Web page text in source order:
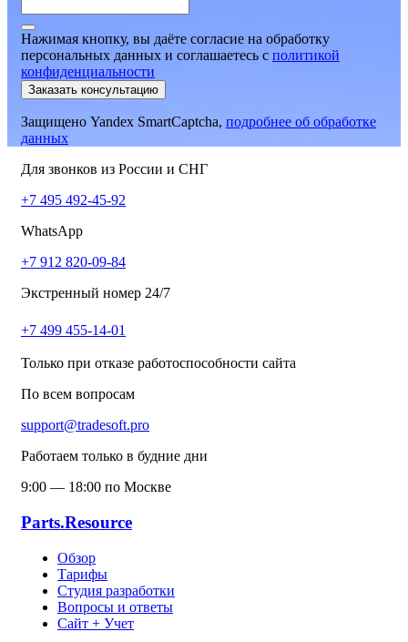
Нажимая кнопку, вы даёте согласие на обработку
персональных данных и соглашаетесь c политикой
конфиденциальности
Заказать консультацию
Защищено Yandex SmartCaptcha, подробнее об обработке
данных
Для звонков из России и СНГ
+7 495 492-45-92
WhatsApp
+7 912 820-09-84
Экстренный номер 24/7
+7 499 455-14-01
Только при отказе работоспособности сайта
По всем вопросам
support@tradesoft.pro
Работаем только в будние дни
9:00 — 18:00 по Москве
Parts.Resource
Обзор
Тарифы
Студия разработки
Вопросы и ответы
Сайт + Учет